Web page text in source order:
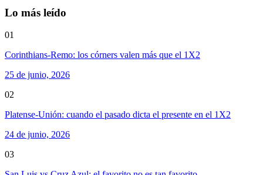
Lo más leído
01
Corinthians-Remo: los córners valen más que el 1X2
25 de junio, 2026
02
Platense-Unión: cuando el pasado dicta el presente en el 1X2
24 de junio, 2026
03